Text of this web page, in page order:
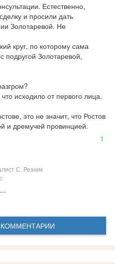
Естественно,
и просили дать
Золотаревой. Не
круг, по которому сама
подругой Золотаревой,
исходило от первого лица.
это не значит, что Ростов
и дремучей провинцией.
1
С. Резник